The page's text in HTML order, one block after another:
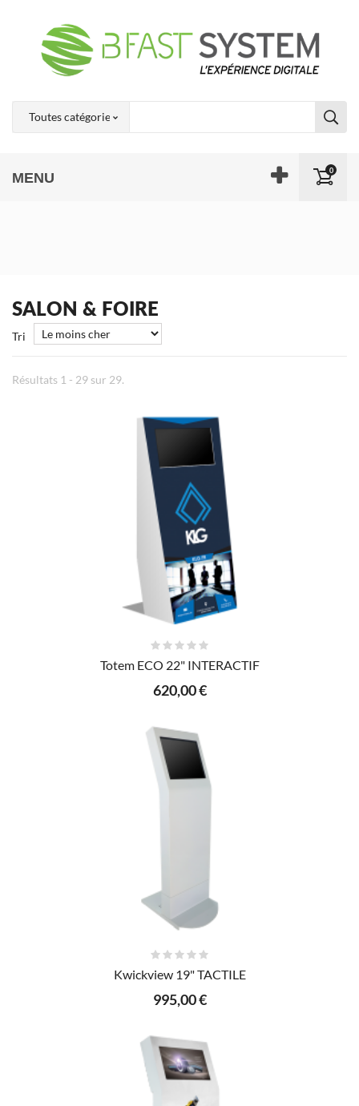
MENU 0
SALON & FOIRE
Tri
Résultats 1 - 29 sur 29.
AJOUTER AU PANIER
Totem ECO 22" INTERACTIF
620,00 €
AJOUTER AU PANIER
Kwickview 19" TACTILE
995,00 €